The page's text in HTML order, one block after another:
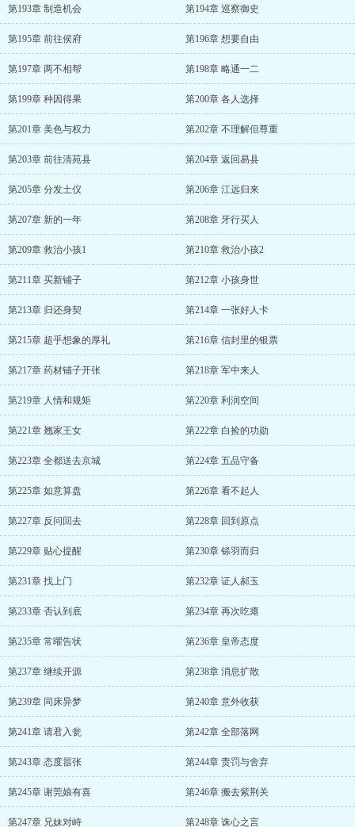
第193章 制造机会 第194章 巡察御史
第195章 前往侯府 第196章 想要自由
第197章 两不相帮 第198章 略通一二
第199章 种因得果 第200章 各人选择
第201章 美色与权力 第202章 不理解但尊重
第203章 前往清苑县 第204章 返回易县
第205章 分发土仪 第206章 江远归来
第207章 新的一年 第208章 牙行买人
第209章 救治小孩1 第210章 救治小孩2
第211章 买新铺子 第212章 小孩身世
第213章 归还身契 第214章 一张好人卡
第215章 超乎想象的厚礼 第216章 信封里的银票
第217章 药材铺子开张 第218章 军中来人
第219章 人情和规矩 第220章 利润空间
第221章 翘家王女 第222章 白捡的功勋
第223章 全都送去京城 第224章 五品守备
第225章 如意算盘 第226章 看不起人
第227章 反问回去 第228章 回到原点
第229章 贴心提醒 第230章 铩羽而归
第231章 找上门 第232章 证人郝玉
第233章 否认到底 第234章 再次吃瘪
第235章 常曜告状 第236章 皇帝态度
第237章 继续开源 第238章 消息扩散
第239章 同床异梦 第240章 意外收获
第241章 请君入瓮 第242章 全部落网
第243章 态度嚣张 第244章 责罚与舍弃
第245章 谢莞娘有喜 第246章 搬去紫荆关
第247章 兄妹对峙 第248章 诛心之言